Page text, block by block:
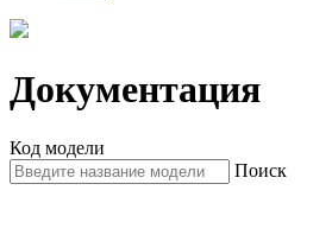
Документация
Код модели
Поиск